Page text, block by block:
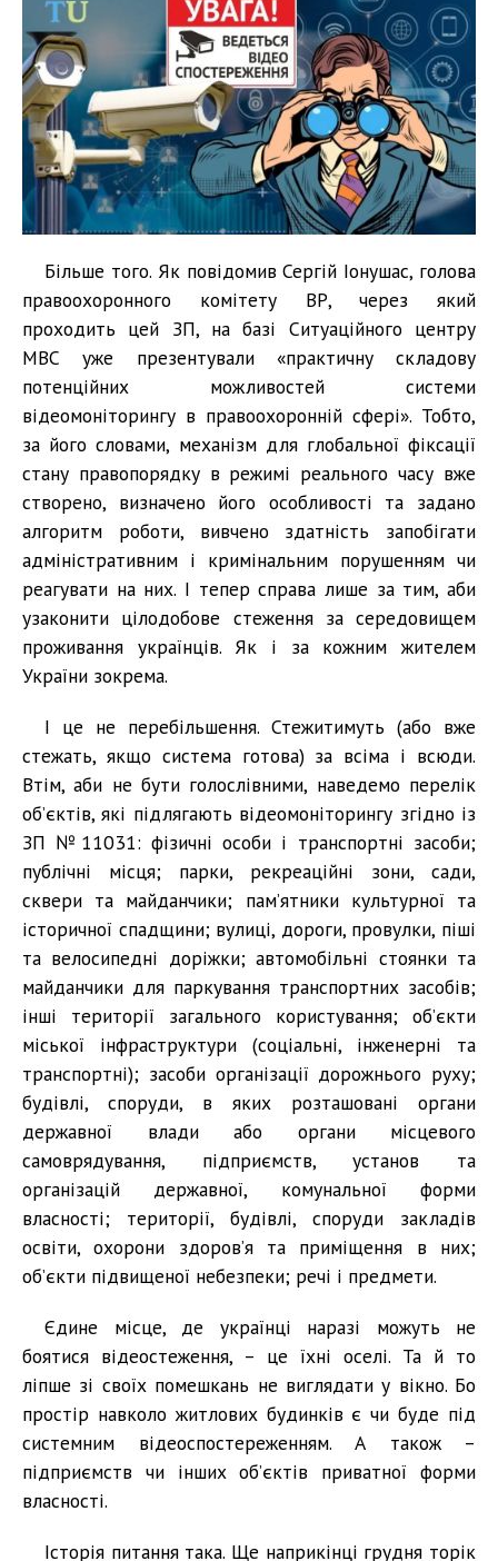
Більше того. Як повідомив Сергій Іонушас, голова
правоохоронного комітету ВР, через який
проходить цей ЗП, на базі Ситуаційного центру
МВС уже презентували «практичну складову
потенційних можливостей системи
відеомоніторингу в правоохоронній сфері». Тобто,
за його словами, механізм для глобальної фіксації
стану правопорядку в режимі реального часу вже
створено, визначено його особливості та задано
алгоритм роботи, вивчено здатність запобігати
адміністративним і кримінальним порушенням чи
реагувати на них. І тепер справа лише за тим, аби
узаконити цілодобове стеження за середовищем
проживання українців. Як і за кожним жителем
України зокрема.
І це не перебільшення. Стежитимуть (або вже
стежать, якщо система готова) за всіма і всюди.
Втім, аби не бути голослівними, наведемо перелік
об’єктів, які підлягають відеомоніторингу згідно із
ЗП №11031: фізичні особи і транспортні засоби;
публічні місця; парки, рекреаційні зони, сади,
сквери та майданчики; пам’ятники культурної та
історичної спадщини; вулиці, дороги, провулки, піші
та велосипедні доріжки; автомобільні стоянки та
майданчики для паркування транспортних засобів;
інші території загального користування; об’єкти
міської інфраструктури (соціальні, інженерні та
транспортні); засоби організації дорожнього руху;
будівлі, споруди, в яких розташовані органи
державної влади або органи місцевого
самоврядування, підприємств, установ та
організацій державної, комунальної форми
власності; території, будівлі, споруди закладів
освіти, охорони здоров’я та приміщення в них;
об’єкти підвищеної небезпеки; речі і предмети.
Єдине місце, де українці наразі можуть не
боятися відеостеження, – це їхні оселі. Та й то
ліпше зі своїх помешкань не виглядати у вікно. Бо
простір навколо житлових будинків є чи буде під
системним відеоспостереженням. А також –
підприємств чи інших об’єктів приватної форми
власності.
Історія питання така. Ще наприкінці грудня торік